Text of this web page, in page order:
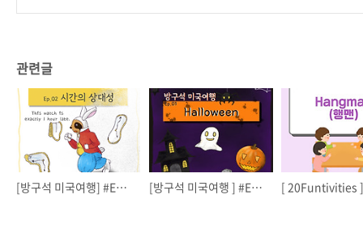
관련글
[방구석 미국여행] #Ep.02 시간의 상대성 [방구석 미국여행 ] #Ep.01 Happy Halloween